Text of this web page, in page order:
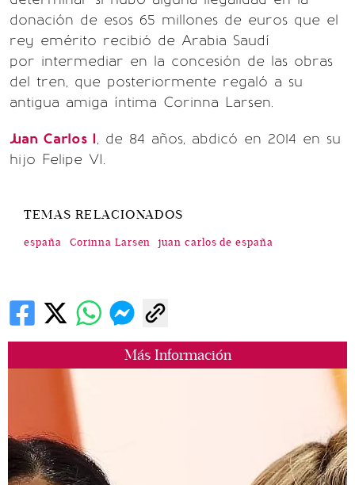
Más Información
donación de esos 65 millones de euros que el
rey emérito recibió de Arabia Saudí
por intermediar en la concesión de las obras
del tren, que posteriormente regaló a su
antigua amiga íntima Corinna Larsen.
Juan Carlos I, de 84 años, abdicó en 2014 en su
hijo Felipe VI.
TEMAS RELACIONADOS
españa Corinna Larsen juan carlos de españa